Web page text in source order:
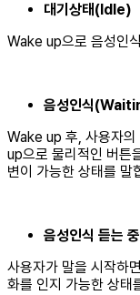
대기상태(Idle)
Wake up으로 음성인
음성인식
Wake up 후, 사용자의
up으로 물리적인 버튼
변이 가능한 상태를 말
음성인식 듣는
사용자가 말을 시작하
화를 인지 가능한 상태